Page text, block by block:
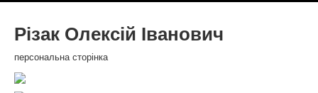
Різак Олексій Іванович
персональна сторінка